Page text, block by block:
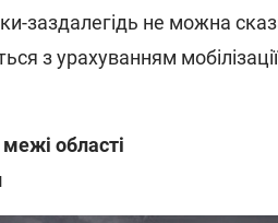
заздалегідь не можна
з урахуванням
області